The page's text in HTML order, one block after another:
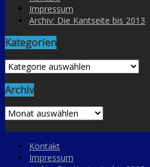
Impressum
Archiv: Die Kantseite bis 2013
Kategorien
Kategorien
Archiv
Archiv
Kontakt
Impressum